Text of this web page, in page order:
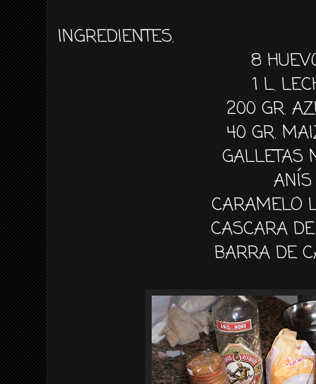
INGREDIENTES.
8
1 L.
200 GR.
40 GR.
GALLETAS
ANÍS
CARAMELO
CASCARA
BARRA DE